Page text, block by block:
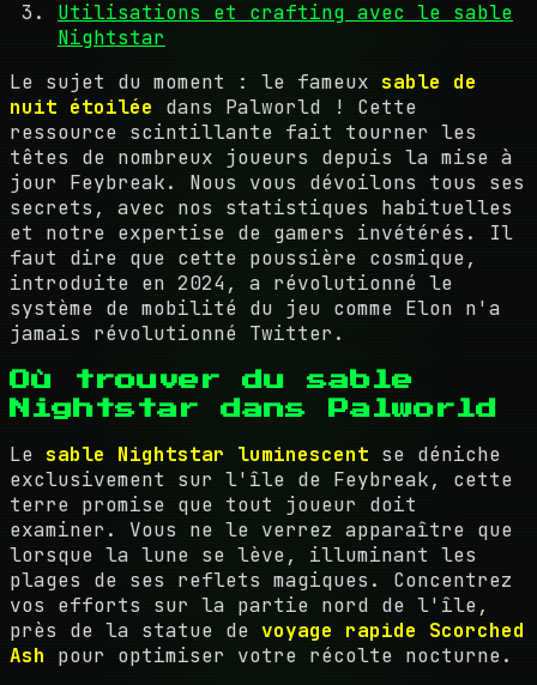
Utilisations et crafting avec le sable
Nightstar
Le sujet du moment : le fameux sable de
nuit étoilée dans Palworld ! Cette
ressource scintillante fait tourner les
têtes de nombreux joueurs depuis la mise à
jour Feybreak. Nous vous dévoilons tous ses
secrets, avec nos statistiques habituelles
et notre expertise de gamers invétérés. Il
faut dire que cette poussière cosmique,
introduite en 2024, a révolutionné le
système de mobilité du jeu comme Elon n'a
jamais révolutionné Twitter.
Où trouver du sable
Nightstar dans Palworld
Le sable Nightstar luminescent se déniche
exclusivement sur l'île de Feybreak, cette
terre promise que tout joueur doit
examiner. Vous ne le verrez apparaître que
lorsque la lune se lève, illuminant les
plages de ses reflets magiques. Concentrez
vos efforts sur la partie nord de l'île,
près de la statue de voyage rapide Scorched
Ash pour optimiser votre récolte nocturne.